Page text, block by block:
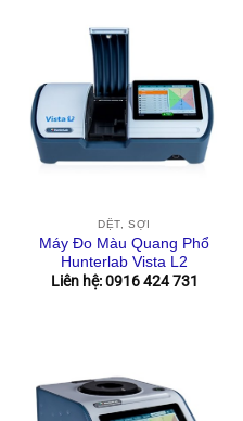
DỆT, SỢI
Máy Đo Màu Quang Phổ
Hunterlab Vista L2
Liên hệ: 0916 424 731